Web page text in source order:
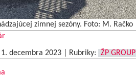
zimnej sezóny. Foto: M. Račko
1. decembra 2023| Rubriky: ŽP GROUP